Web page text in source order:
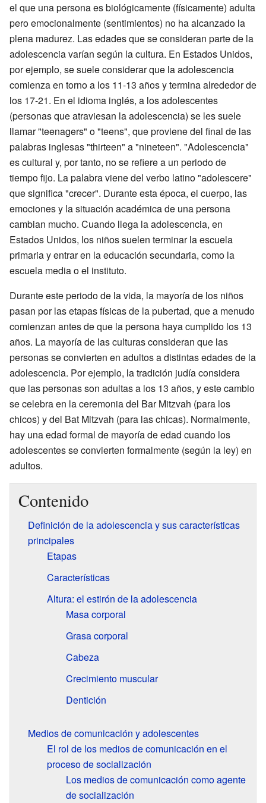
el que una persona es biológicamente (físicamente) adulta
pero emocionalmente (sentimientos) no ha alcanzado la
plena madurez. Las edades que se consideran parte de la
adolescencia varían según la cultura. En Estados Unidos,
por ejemplo, se suele considerar que la adolescencia
comienza en torno a los 11-13 años y termina alrededor de
los 17-21. En el idioma inglés, a los adolescentes
(personas que atraviesan la adolescencia) se les suele
llamar "teenagers" o "teens", que proviene del final de las
palabras inglesas "thirteen" a "nineteen". "Adolescencia"
es cultural y, por tanto, no se refiere a un periodo de
tiempo fijo. La palabra viene del verbo latino "adolescere"
que significa "crecer". Durante esta época, el cuerpo, las
emociones y la situación académica de una persona
cambian mucho. Cuando llega la adolescencia, en
Estados Unidos, los niños suelen terminar la escuela
primaria y entrar en la educación secundaria, como la
escuela media o el instituto.
Durante este periodo de la vida, la mayoría de los niños
pasan por las etapas físicas de la pubertad, que a menudo
comienzan antes de que la persona haya cumplido los 13
años. La mayoría de las culturas consideran que las
personas se convierten en adultos a distintas edades de la
adolescencia. Por ejemplo, la tradición judía considera
que las personas son adultas a los 13 años, y este cambio
se celebra en la ceremonia del Bar Mitzvah (para los
chicos) y del Bat Mitzvah (para las chicas). Normalmente,
hay una edad formal de mayoría de edad cuando los
adolescentes se convierten formalmente (según la ley) en
adultos.
Contenido
Definición de la adolescencia y sus características
principales
Etapas
Características
Altura: el estirón de la adolescencia
Masa corporal
Grasa corporal
Cabeza
Crecimiento muscular
Dentición
Medios de comunicación y adolescentes
El rol de los medios de comunicación en el
proceso de socialización
Los medios de comunicación como agente
de socialización